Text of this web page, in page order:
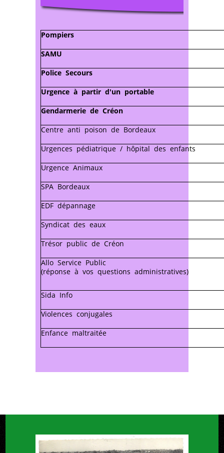
Pompiers
SAMU
Police Secours
Urgence à partir d'un portable
Gendarmerie de Créon
Centre anti poison de Bordeaux
Urgences pédiatrique / hôpital des enfants
Urgence Animaux
SPA Bordeaux
EDF dépannage
Syndicat des eaux
Trésor public de Créon
Allo Service Public
(réponse à vos questions administratives)
Sida Info
Violences conjugales
Enfance maltraitée
+
x